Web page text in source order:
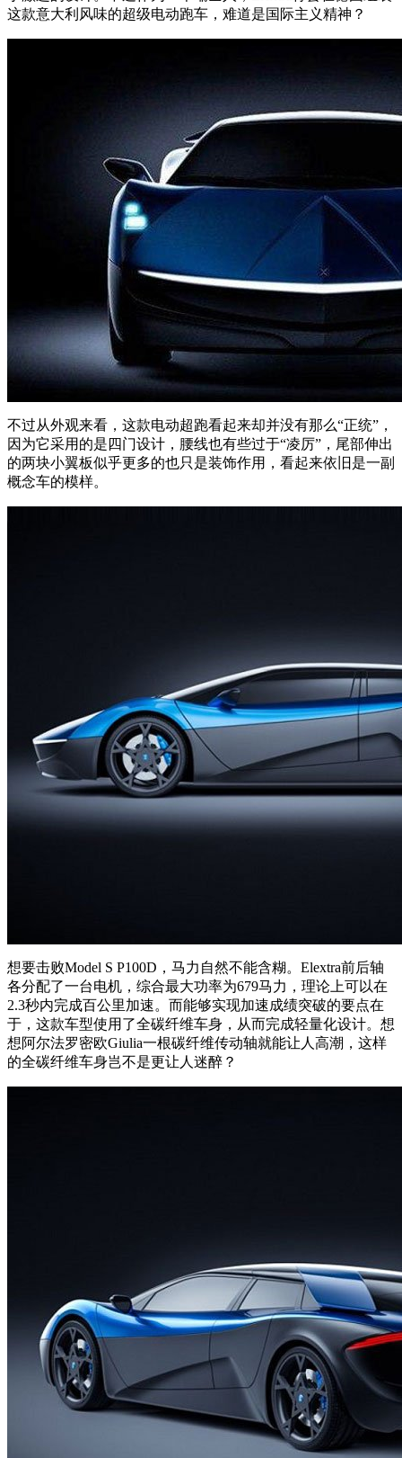
这款意大利风味的超级电动跑车，难道是国际主义精神？
不过从外观来看，这款电动超跑看起来却并没有那么“正统”，
因为它采用的是四门设计，腰线也有些过于“凌厉”，尾部伸出
的两块小翼板似乎更多的也只是装饰作用，看起来依旧是一副
概念车的模样。
想要击败Model S P100D，马力自然不能含糊。Elextra前后轴
各分配了一台电机，综合最大功率为679马力，理论上可以在
2.3秒内完成百公里加速。而能够实现加速成绩突破的要点在
于，这款车型使用了全碳纤维车身，从而完成轻量化设计。想
想阿尔法罗密欧Giulia一根碳纤维传动轴就能让人高潮，这样
的全碳纤维车身岂不是更让人迷醉？